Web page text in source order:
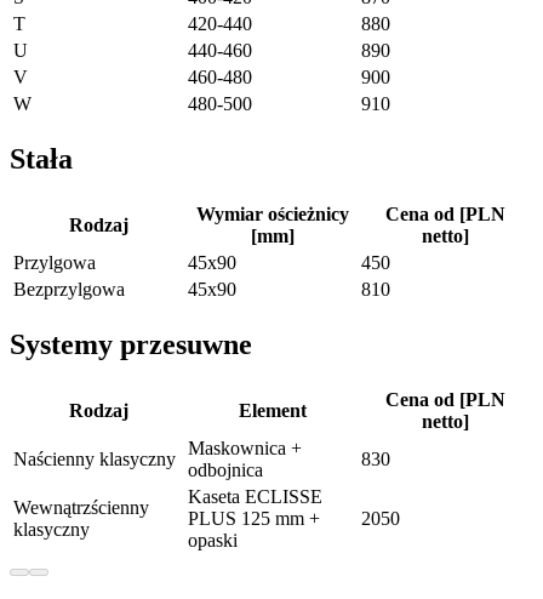
T
420-440
880
U
440-460
890
V
460-480
900
W
480-500 910
Stała
Rodzaj
Wymiar ościeżnicy
[mm]
Cena od [PLN
netto]
Przylgowa
45x90
450
Bezprzylgowa
45x90 810
Systemy przesuwne
Rodzaj Element
Cena od [PLN
netto]
Naścienny klasyczny
Maskownica +
odbojnica
830
Wewnątrzścienny
klasyczny
Kaseta ECLISSE
PLUS 125 mm +
opaski
2050